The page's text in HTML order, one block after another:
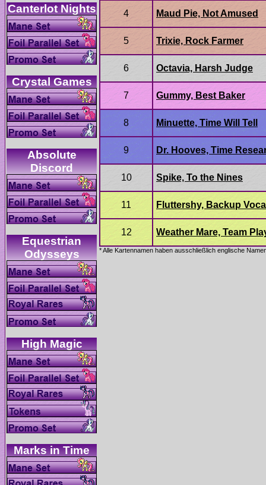
Absolute
Equestrian